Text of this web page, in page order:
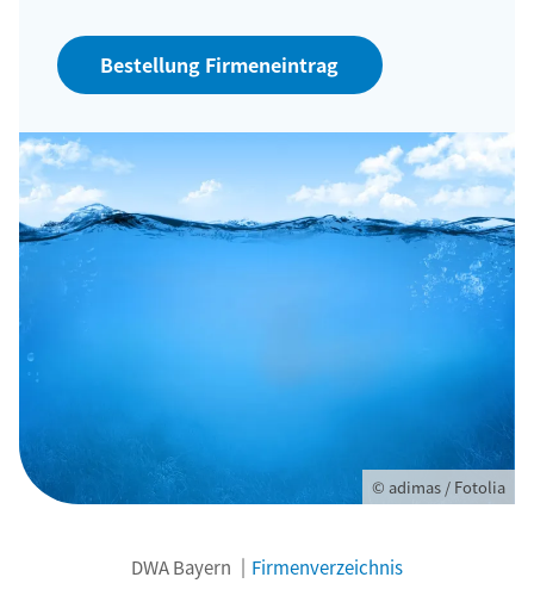
Bestellung Firmeneintrag
© adimas / Fotolia
DWA Bayern Firmenverzeichnis